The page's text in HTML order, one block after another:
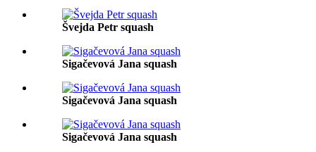
Švejda Petr squash
Sigačevová Jana squash
Sigačevová Jana squash
Sigačevová Jana squash